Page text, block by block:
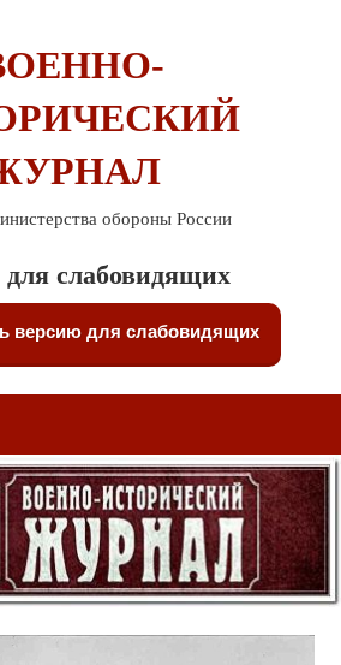
обороны России
для слабовидящих
версию для слабовидящих